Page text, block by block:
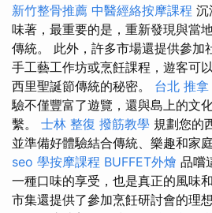
新竹整骨推薦 中醫經絡按摩課程 沉
味著，最重要的是，重新發現與當
傳統。 此外，許多市場還提供參加
手工藝工作坊或烹飪課程，遊客可
西里聖誕節傳統的秘密。 台北 推拿
驗不僅豐富了遊覽，還與島上的文
繫。 士林 整復 撥筋教學 規劃您的
並準備好體驗結合傳統、樂趣和家
seo 學按摩課程 BUFFET外燴 品嚐
一種口味的享受，也是真正的風味
市集還提供了參加烹飪研討會的理